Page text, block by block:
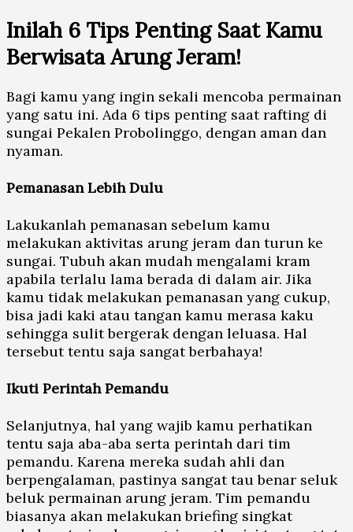
Inilah 6 Tips Penting Saat Kamu
Berwisata Arung Jeram!
Bagi kamu yang ingin sekali mencoba permainan
yang satu ini. Ada 6 tips penting saat rafting di
sungai Pekalen Probolinggo, dengan aman dan
nyaman.
Pemanasan Lebih Dulu
Lakukanlah pemanasan sebelum kamu
melakukan aktivitas arung jeram dan turun ke
sungai. Tubuh akan mudah mengalami kram
apabila terlalu lama berada di dalam air. Jika
kamu tidak melakukan pemanasan yang cukup,
bisa jadi kaki atau tangan kamu merasa kaku
sehingga sulit bergerak dengan leluasa. Hal
tersebut tentu saja sangat berbahaya!
Ikuti Perintah Pemandu
Selanjutnya, hal yang wajib kamu perhatikan
tentu saja aba-aba serta perintah dari tim
pemandu. Karena mereka sudah ahli dan
berpengalaman, pastinya sangat tau benar seluk
beluk permainan arung jeram. Tim pemandu
biasanya akan melakukan briefing singkat